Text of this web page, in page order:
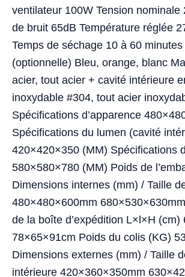
ventilateur 100W Tension nominale
de bruit 65dB Température réglée
Temps de séchage 10 à 60
(optionnelle) Bleu, orange, blanc
acier, tout acier + cavité intérieure
inoxydable #304, tout acier
Spécifications d’apparence
Spécifications du lumen (cavité
420×420×350 (MM) Spécifications
580×580×780 (MM) Poids de
Dimensions internes (mm) / Taille
480×480×600mm
de la boîte d’expédition L×l×H (cm)
78×65×91cm Poids du colis (KG)
Dimensions externes (mm) / Taille
intérieure 420×360×350mm